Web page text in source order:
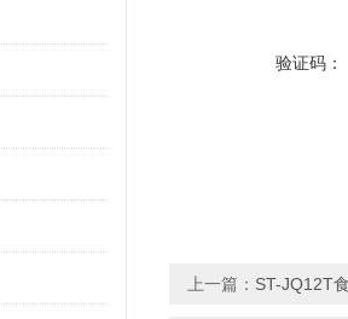
验证码：
上一篇： ST-JQ12T